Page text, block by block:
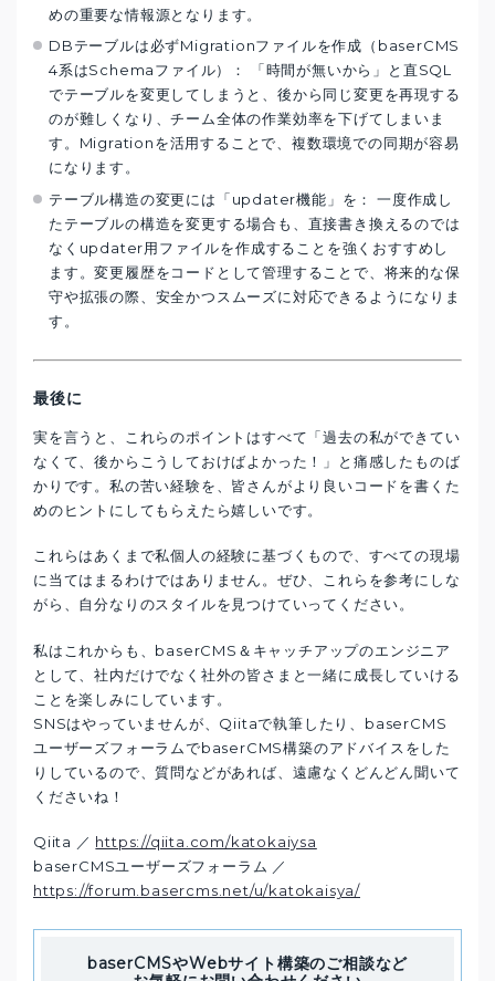
めの重要な情報源となります。
DBテーブルは必ずMigrationファイルを作成（baserCMS
4系はSchemaファイル）： 「時間が無いから」と直SQL
でテーブルを変更してしまうと、後から同じ変更を再現する
のが難しくなり、チーム全体の作業効率を下げてしまいま
す。Migrationを活用することで、複数環境での同期が容易
になります。
テーブル構造の変更には「updater機能」を： 一度作成し
たテーブルの構造を変更する場合も、直接書き換えるのでは
なくupdater用ファイルを作成することを強くおすすめし
ます。変更履歴をコードとして管理することで、将来的な保
守や拡張の際、安全かつスムーズに対応できるようになりま
す。
最後に
実を言うと、これらのポイントはすべて「過去の私ができてい
なくて、後からこうしておけばよかった！」と痛感したものば
かりです。私の苦い経験を、皆さんがより良いコードを書くた
めのヒントにしてもらえたら嬉しいです。
これらはあくまで私個人の経験に基づくもので、すべての現場
に当てはまるわけではありません。ぜひ、これらを参考にしな
がら、自分なりのスタイルを見つけていってください。
私はこれからも、baserCMS＆キャッチアップのエンジニア
として、社内だけでなく社外の皆さまと一緒に成長していける
ことを楽しみにしています。
SNSはやっていませんが、Qiitaで執筆したり、baserCMS
ユーザーズフォーラムでbaserCMS構築のアドバイスをした
りしているので、質問などがあれば、遠慮なくどんどん聞いて
くださいね！
Qiita ／ https://qiita.com/katokaiysa
baserCMSユーザーズフォーラム ／
https://forum.basercms.net/u/katokaisya/
baserCMSやWebサイト構築のご相談など